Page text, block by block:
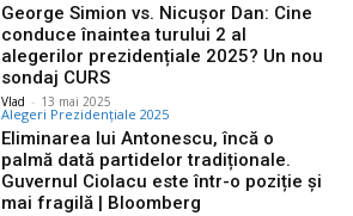
George Simion vs. Nicușor Dan: Cine
conduce înaintea turului 2 al
alegerilor prezidențiale 2025? Un nou
sondaj CURS
Vlad - 13 mai 2025
Alegeri Prezidențiale 2025
Eliminarea lui Antonescu, încă o
palmă dată partidelor tradiționale.
Guvernul Ciolacu este într-o poziție și
mai fragilă | Bloomberg